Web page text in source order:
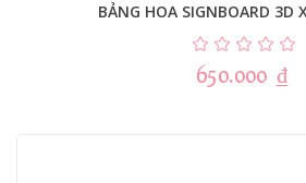
BẢNG HOA SIGNBOARD 3D
650.000 ₫